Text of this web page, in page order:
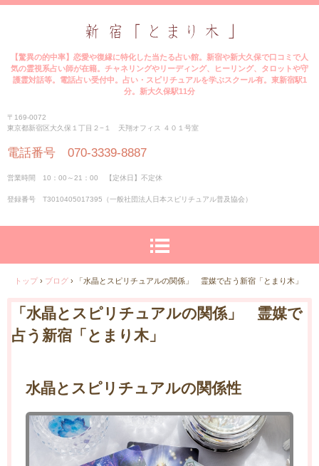
【驚異の的中率】恋愛や復縁に特化した当たる占い館。新宿や新大久保で口コミで人
気の霊視系占い師が在籍。チャネリングやリーディング、ヒーリング、タロットや守
護霊対話等。電話占い受付中。占い・スピリチュアルを学ぶスクール有。東新宿駅1
分。新大久保駅11分
〒169-0072
東京都新宿区大久保１丁目２−１ 天翔オフィス ４０１号室
電話番号 070-3339-8887
営業時間 10：00～21：00 【定休日】不定休
登録番号 T3010405017395（一般社団法人日本スピリチュアル普及協会）
トップ › ブログ › 「水晶とスピリチュアルの関係」 霊媒で占う新宿「とまり木」
「水晶とスピリチュアルの関係」 霊媒で
占う新宿「とまり木」
水晶とスピリチュアルの関係性